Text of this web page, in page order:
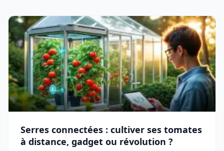
Serres connectées : cultiver ses tomates
à distance, gadget ou révolution ?